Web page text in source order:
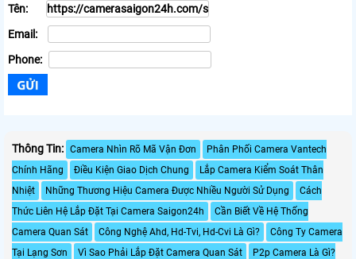
Tên:
Email:
Phone:
Thông Tin: Camera Nhìn Rõ Mã Vận Đơn
Phân Phối Camera Vantech
Chính Hãng
Điều Kiện Giao Dịch Chung
Lắp Camera Kiểm Soát Thân
Nhiệt
Những Thương Hiệu Camera Được Nhiều Người Sử Dụng
Cách
Thức Liên Hệ Lắp Đặt Tại Camera Saigon24h
Cần Biết Về Hệ Thống
Camera Quan Sát
Công Nghệ Ahd, Hd-Tvi, Hd-Cvi Là Gì?
Công Ty Camera
Tại Lạng Sơn
Vì Sao Phải Lắp Đặt Camera Quan Sát
P2p Camera Là Gì?